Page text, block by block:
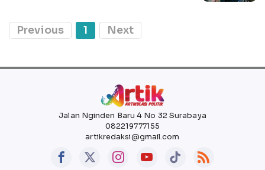
Previous 1 Next
Jalan Nginden Baru 4 No 32 Surabaya
082219777155
artikredaksi@gmail.com